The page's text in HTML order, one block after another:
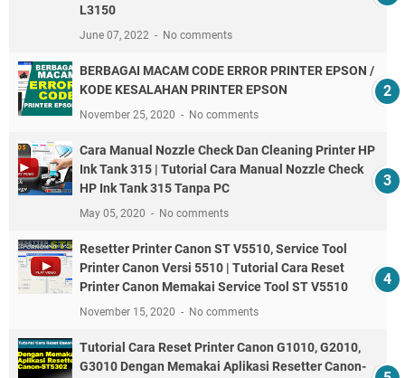
L3150
June 07, 2022 No comments
BERBAGAI MACAM CODE ERROR PRINTER EPSON /
KODE KESALAHAN PRINTER EPSON
November 25, 2020 No comments
Cara Manual Nozzle Check Dan Cleaning Printer HP
Ink Tank 315 | Tutorial Cara Manual Nozzle Check
HP Ink Tank 315 Tanpa PC
May 05, 2020 No comments
Resetter Printer Canon ST V5510, Service Tool
Printer Canon Versi 5510 | Tutorial Cara Reset
Printer Canon Memakai Service Tool ST V5510
November 15, 2020 No comments
Tutorial Cara Reset Printer Canon G1010, G2010,
G3010 Dengan Memakai Aplikasi Resetter Canon-